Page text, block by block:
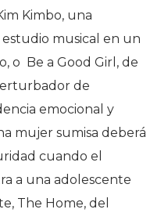
Kimbo, una
musical en un
o Be a Good Girl, de
de
emocional y
mujer sumisa deberá
cuando el
a una adolescente
The Home, del